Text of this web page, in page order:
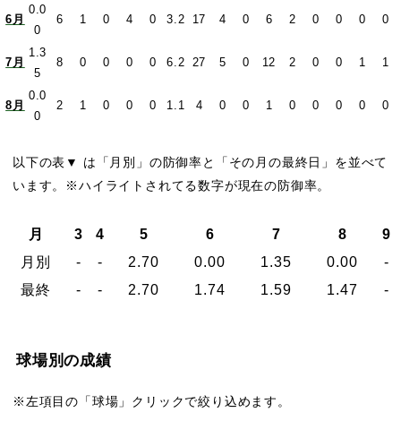
6月
0.0
0
6 1 0 4 0 3.2 17 4 0 6 2 0 0 0 0
7月
1.3
5
8 0 0 0 0 6.2 27 5 0 12 2 0 0 1 1
8月
0.0
0
2 1 0 0 0 1.1 4 0 0 1 0 0 0 0 0
以下の表▼ は「月別」の防御率と「その月の最終日」を並べて
います。※ハイライトされてる数字が現在の防御率。
月 3 4 5 6 7 8
9
月別
- - 2.70 0.00 1.35 0.00
-
最終
- - 2.70 1.74 1.59 1.47 -
球場別の成績
※左項目の「球場」クリックで絞り込めます。